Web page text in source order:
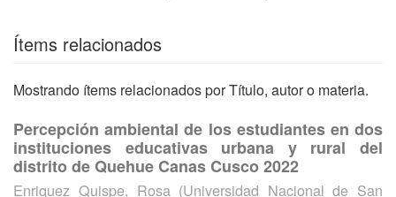
Ítems relacionados
Mostrando ítems relacionados por Título, autor o materia.
Percepción ambiental de los estudiantes en dos
instituciones educativas urbana y rural del
distrito de Quehue Canas Cusco 2022
Enriquez Quispe, Rosa (Universidad Nacional de San